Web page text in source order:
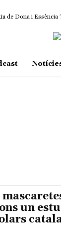
de Dona i Essència
un